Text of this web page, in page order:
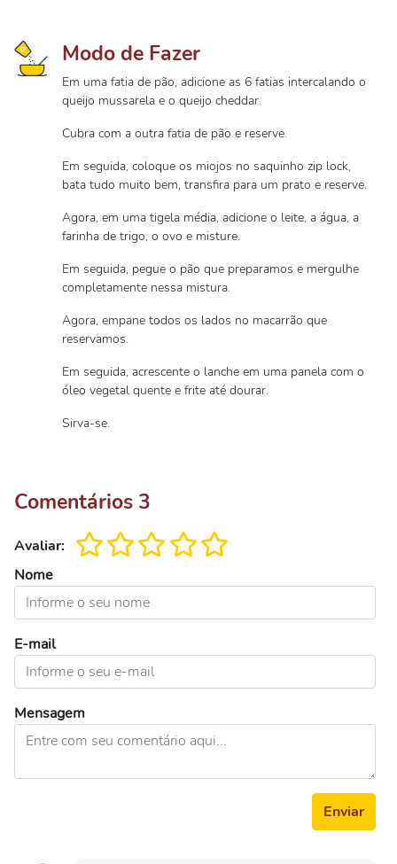
Modo de Fazer
Em uma fatia de pão, adicione as 6 fatias intercalando o
queijo mussarela e o queijo cheddar.
Cubra com a outra fatia de pão e reserve.
Em seguida, coloque os miojos no saquinho zip lock,
bata tudo muito bem, transfira para um prato e reserve.
Agora, em uma tigela média, adicione o leite, a água, a
farinha de trigo, o ovo e misture.
Em seguida, pegue o pão que preparamos e mergulhe
completamente nessa mistura.
Agora, empane todos os lados no macarrão que
reservamos.
Em seguida, acrescente o lanche em uma panela com o
óleo vegetal quente e frite até dourar.
Sirva-se.
Comentários 3
Avaliar:
Nome
E-mail
Mensagem
Enviar